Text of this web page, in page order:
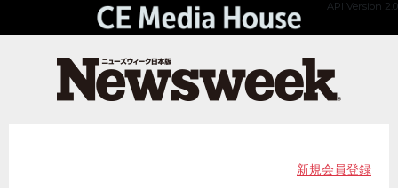
API Version 2.0
新規会員登録